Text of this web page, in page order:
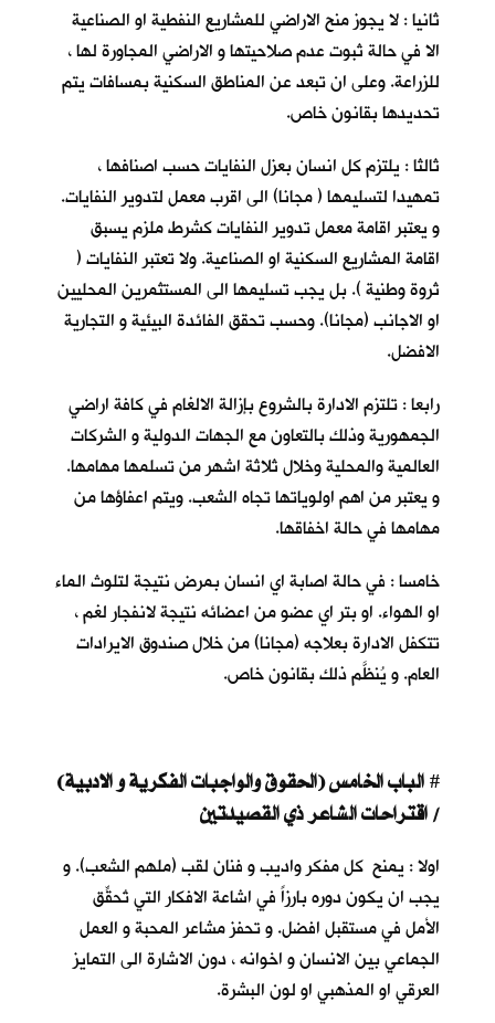
ثانيا : لا يجوز منح الاراضي للمشاريع النفطية او الصناعية
الا في حالة ثبوت عدم صلاحيتها و الاراضي المجاورة لها ،
للزراعة. وعلى ان تبعد عن المناطق السكنية بمسافات يتم
تحديدها بقانون خاص.
ثالثا : يلتزم كل انسان بعزل النفايات حسب اصنافها ،
تمهيدا لتسليمها ( مجانا) الى اقرب معمل لتدوير النفايات.
و يعتبر اقامة معمل تدوير النفايات كشرط ملزم يسبق
اقامة المشاريع السكنية او الصناعية. ولا تعتبر النفايات (
ثروة وطنية ). بل يجب تسليمها الى المستثمرين المحليين
او الاجانب (مجانا). وحسب تحقق الفائدة البيئية و التجارية
الافضل.
رابعا : تلتزم الادارة بالشروع بإزالة الالغام في كافة اراضي
الجمهورية وذلك بالتعاون مع الجهات الدولية و الشركات
العالمية والمحلية وخلال ثلاثة اشهر من تسلمها مهامها.
و يعتبر من اهم اولوياتها تجاه الشعب. ويتم اعفاؤها من
مهامها في حالة اخفاقها.
خامسا : في حالة اصابة اي انسان بمرض نتيجة لتلوث الماء
او الهواء. او بتر اي عضو من اعضائه نتيجة لانفجار لغم ،
تتكفل الادارة بعلاجه (مجانا) من خلال صندوق الايرادات
العام. و يُنظَّم ذلك بقانون خاص.
# الباب الخامس (الحقوق والواجبات الفكرية و الادبية)
/ اقتراحات الشاعر ذي القصيدتين
اولا : يمنح كل مفكر واديب و فنان لقب (ملهم الشعب). و
يجب ان يكون دوره بارزاً في اشاعة الافكار التي تُحقِّق
الأمل في مستقبل افضل. و تحفز مشاعر المحبة و العمل
الجماعي بين الانسان و اخوانه ، دون الاشارة الى التمايز
العرقي او المذهبي او لون البشرة.